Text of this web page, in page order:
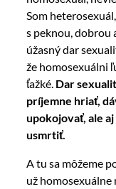
Som
s peknou, dobrou
úžasný dar
že homosexuálni
ťažké. Dar
príjemne hriať,
upokojovať, ale
usmrtiť.
A tu sa môžeme
už